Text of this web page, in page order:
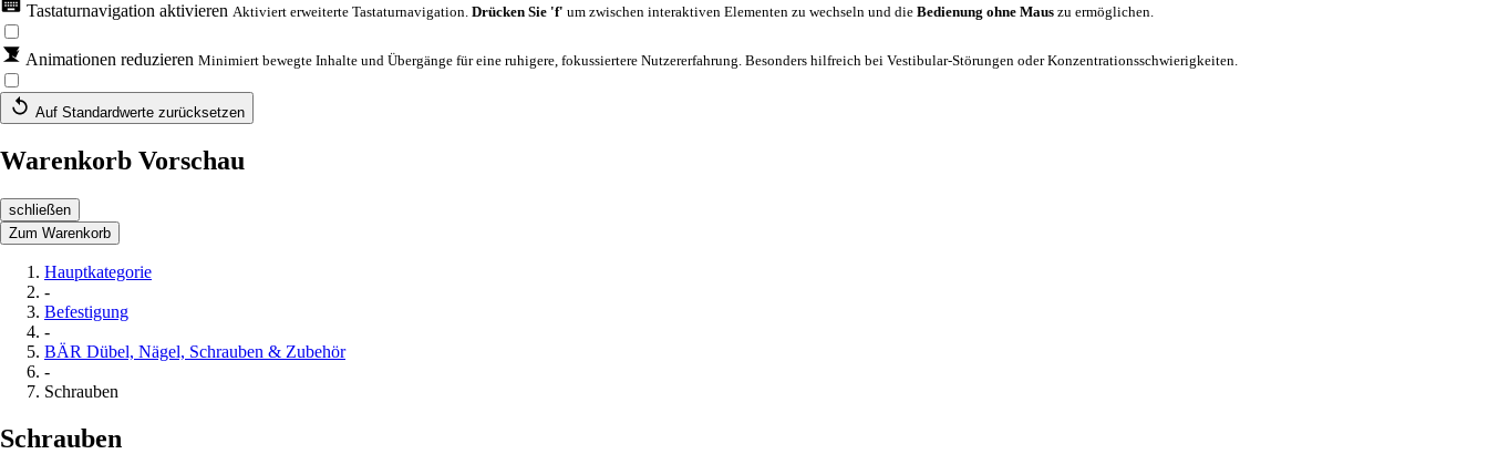
Tastaturnavigation aktivieren Aktiviert erweiterte Tastaturnavigation. Drücken Sie 'f' um zwischen interaktiven Elementen zu wechseln und die Bedienung ohne Maus zu ermöglichen.
Animationen reduzieren Minimiert bewegte Inhalte und Übergänge für eine ruhigere, fokussiertere Nutzererfahrung. Besonders hilfreich bei Vestibular-Störungen oder Konzentrationsschwierigkeiten.
Auf Standardwerte zurücksetzen
Warenkorb Vorschau
schließen
Zum Warenkorb
Hauptkategorie
-
Befestigung
-
BÄR Dübel, Nägel, Schrauben & Zubehör
-
Schrauben
Schrauben